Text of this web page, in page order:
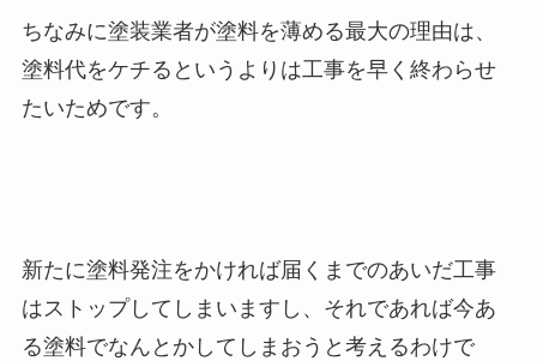
ちなみに塗装業者が塗料を薄める最大の理由は、
塗料代をケチるというよりは工事を早く終わらせ
たいためです。
新たに塗料発注をかければ届くまでのあいだ工事
はストップしてしまいますし、それであれば今あ
る塗料でなんとかしてしまおうと考えるわけで